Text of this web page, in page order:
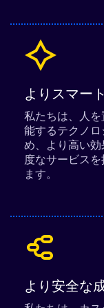
よりスマー
私たちは、人
能するテクノ
め、より高い
度なサービス
ます。
より安全な